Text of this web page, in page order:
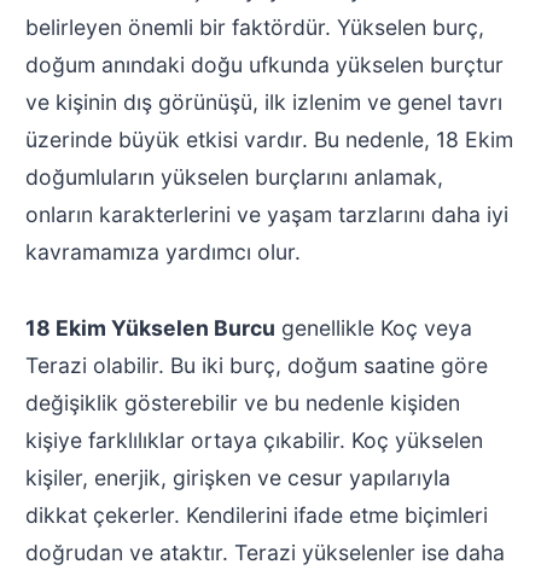
belirleyen önemli bir faktördür. Yükselen burç,
doğum anındaki doğu ufkunda yükselen burçtur
ve kişinin dış görünüşü, ilk izlenim ve genel tavrı
üzerinde büyük etkisi vardır. Bu nedenle, 18 Ekim
doğumluların yükselen burçlarını anlamak,
onların karakterlerini ve yaşam tarzlarını daha iyi
kavramamıza yardımcı olur.
18 Ekim Yükselen Burcu genellikle Koç veya
Terazi olabilir. Bu iki burç, doğum saatine göre
değişiklik gösterebilir ve bu nedenle kişiden
kişiye farklılıklar ortaya çıkabilir. Koç yükselen
kişiler, enerjik, girişken ve cesur yapılarıyla
dikkat çekerler. Kendilerini ifade etme biçimleri
doğrudan ve ataktır. Terazi yükselenler ise daha